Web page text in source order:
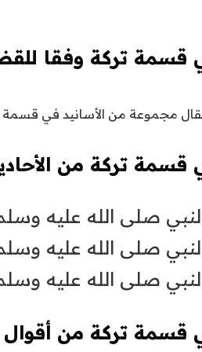
قسمة تركة وفقا
مجموعة من الأسانيد في قسمة
قسمة تركة من
صلى الله عليه
صلى الله عليه
صلى الله عليه
قسمة تركة من أقوال